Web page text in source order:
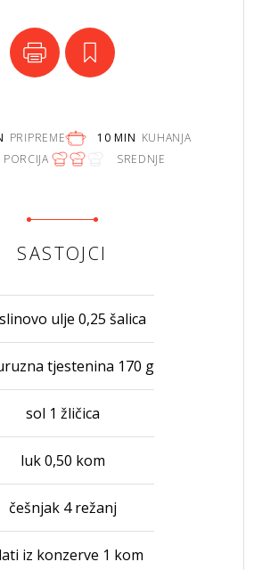
PRIPREME 10 MIN KUHANJA
PORCIJA SREDNJE
SASTOJCI
ulje 0,25 šalica
tjestenina 170 g
sol 1 žličica
luk 0,50 kom
češnjak 4 režanj
iz konzerve 1 kom